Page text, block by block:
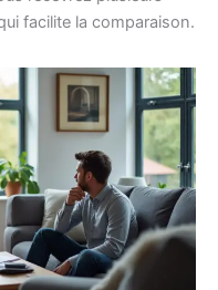
facilite la comparaison.